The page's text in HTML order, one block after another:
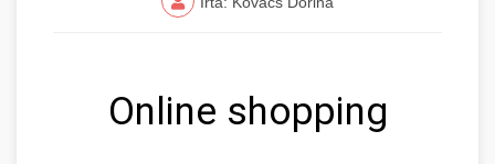
Online shopping